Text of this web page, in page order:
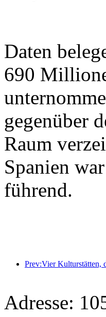
Daten
690
gegenüber
Raum
Spanien
führend.
Adresse: